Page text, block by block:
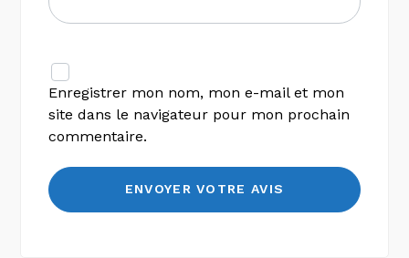
Enregistrer mon nom, mon e-mail et mon
site dans le navigateur pour mon prochain
commentaire.